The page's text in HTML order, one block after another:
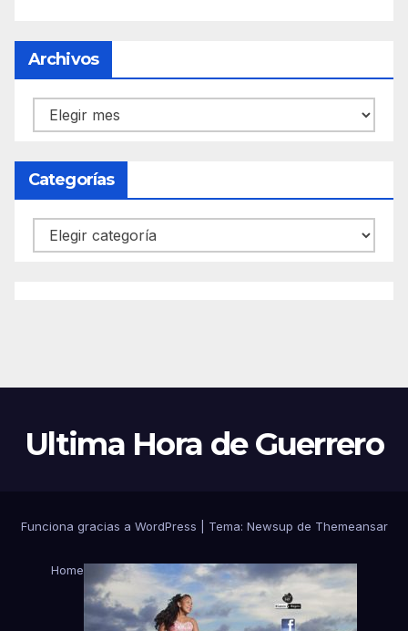
Archivos
Archivos
Categorías
Categorías
Ultima Hora de Guerrero
Funciona gracias a WordPress Tema: Newsup de Themeansar
Home